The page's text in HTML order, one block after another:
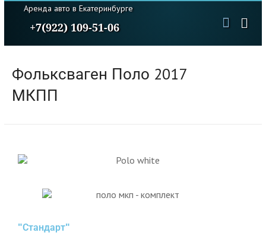
Аренда авто в Екатеринбурге
+7(922) 109-51-06
Фольксваген Поло 2017
МКПП
"Стандарт"